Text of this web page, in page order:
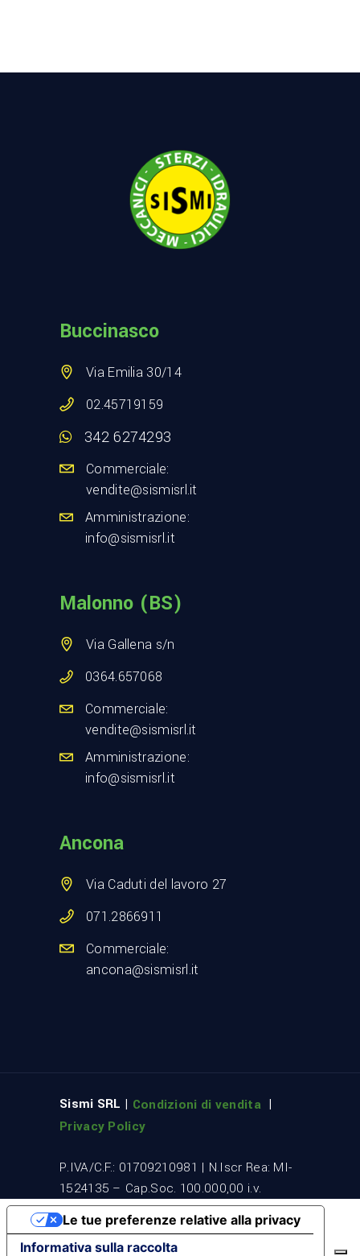
Buccinasco
Via Emilia 30/14
02.45719159
342 6274293
Commerciale:
vendite@sismisrl.it
Amministrazione:
info@sismisrl.it
Malonno (BS)
Via Gallena s/n
0364.657068
Commerciale:
vendite@sismisrl.it
Amministrazione:
info@sismisrl.it
Ancona
Via Caduti del lavoro 27
071.2866911
Commerciale:
ancona@sismisrl.it
Sismi SRL | Condizioni di vendita |
Privacy Policy
P.IVA/C.F.: 01709210981 | N.Iscr Rea: MI-
1524135 – Cap.Soc. 100.000,00 i.v.
Informativa sulla raccolta
Le tue preferenze relative alla privacy